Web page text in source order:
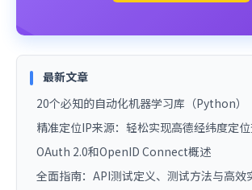
最新文章
20个必知的自动化机器学习库（Python）
精准定位IP来源：轻松实现高德经纬度定
OAuth 2.0和OpenID Connect概述
全面指南：API测试定义、测试方法与高效